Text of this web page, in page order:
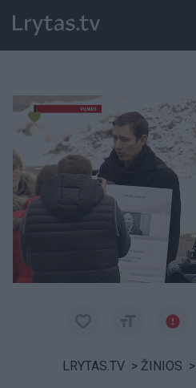
Paremkite Ukrainą
LRYTAS.TV > ŽINIOS >